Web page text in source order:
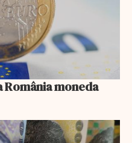
România moneda